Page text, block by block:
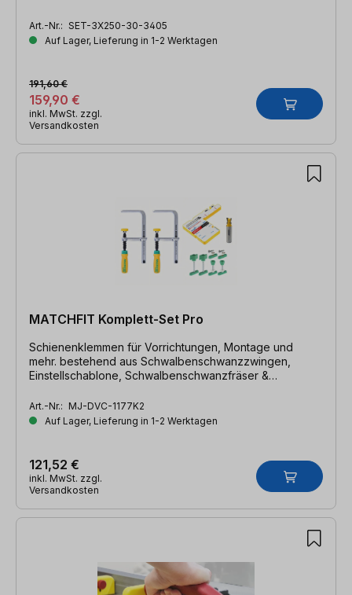
Art.-Nr.: SET-3X250-30-3405
Auf Lager, Lieferung in 1-2 Werktagen
159,90 €
191,60 €
inkl. MwSt. zzgl.
Versandkosten
MATCHFIT Komplett-Set Pro
Schienenklemmen für Vorrichtungen, Montage und
mehr. bestehend aus Schwalbenschwanzzwingen,
Einstellschablone, Schwalbenschwanzfräser &
Art.-Nr.: MJ-DVC-1177K2
Auf Lager, Lieferung in 1-2 Werktagen
121,52 €
inkl. MwSt. zzgl.
Versandkosten